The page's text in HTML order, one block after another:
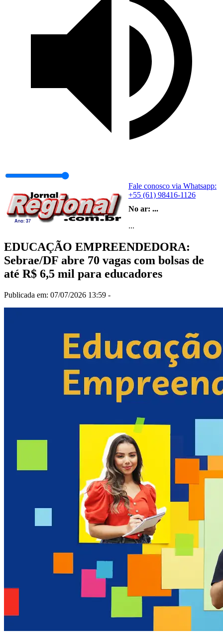
Fale conosco via Whatsapp:
+55 (61) 98416-1126
No ar: ...
...
EDUCAÇÃO EMPREENDEDORA:
Sebrae/DF abre 70 vagas com bolsas de
até R$ 6,5 mil para educadores
Publicada em: 07/07/2026 13:59 -